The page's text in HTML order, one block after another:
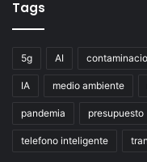
Tags
5g AI
IA medio ambiente
pandemia presupuesto
telefono inteligente